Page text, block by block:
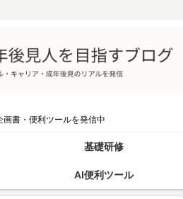
画書・便利ツールを発信中
基礎研修
AI便利ツール